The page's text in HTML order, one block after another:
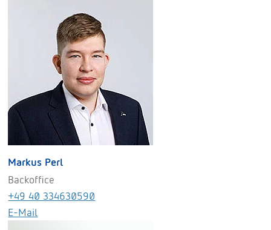
Markus Perl
Backoffice
+49 40 334630590
E-Mail